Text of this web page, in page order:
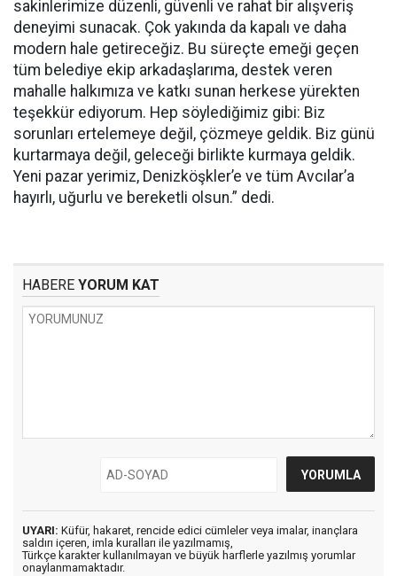
sakinlerimize düzenli, güvenli ve rahat bir alışveriş
deneyimi sunacak. Çok yakında da kapalı ve daha
modern hale getireceğiz. Bu süreçte emeği geçen
tüm belediye ekip arkadaşlarıma, destek veren
mahalle halkımıza ve katkı sunan herkese yürekten
teşekkür ediyorum. Hep söylediğimiz gibi: Biz
sorunları ertelemeye değil, çözmeye geldik. Biz günü
kurtarmaya değil, geleceği birlikte kurmaya geldik.
Yeni pazar yerimiz, Denizköşkler’e ve tüm Avcılar’a
hayırlı, uğurlu ve bereketli olsun.” dedi.
HABERE YORUM KAT
UYARI: Küfür, hakaret, rencide edici cümleler veya imalar, inançlara
saldırı içeren, imla kuralları ile yazılmamış,
Türkçe karakter kullanılmayan ve büyük harflerle yazılmış yorumlar
onaylanmamaktadır.